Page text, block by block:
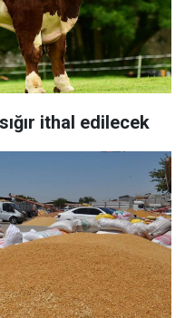
ithal edilecek